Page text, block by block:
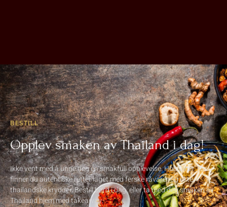
BESTILL
Opplev smaken av Thailand i dag!
Ikke vent med å unne deg en smakfull opplevelse. Hos Diner Thai
finner du autentiske retter laget med ferske råvarer og ekte
thailandske krydder. Bestill bord i dag, eller ta med deg smaken av
Thailand hjem med takeaway.